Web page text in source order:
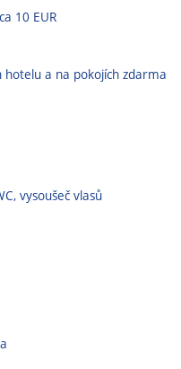
10 EUR
hotelu a na pokojích zdarma
vysoušeč vlasů